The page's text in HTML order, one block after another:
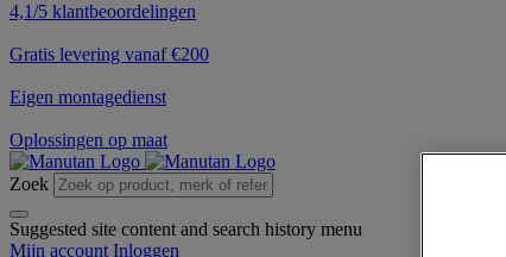
4,1/5 klantbeoordelingen
Gratis levering vanaf €200
Eigen montagedienst
Oplossingen op maat
Zoek
Suggested site content and search history menu
Mijn account Inloggen